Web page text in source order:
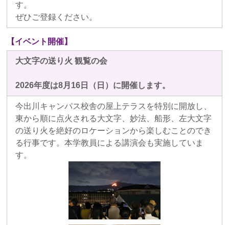
す。
ぜひご登録ください。
【イベント開催】
大文字の送り火 観覧の会
2026年度は8月16日（日）に開催します。
今出川キャンパス校舎の屋上テラスを特別に開放し、
東から順に点火される大文字、妙法、船形、左大文字
の送り火を絶好のロケーションから楽しむことのでき
る行事です。本学教員による講演会も実施していま
す。